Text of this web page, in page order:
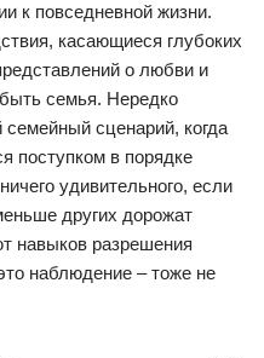
к повседневной жизни.
касающиеся глубоких
о любви и
семья. Нередко
сценарий, когда
поступком в порядке
удивительного, если
других дорожат
навыков разрешения
наблюдение – тоже не